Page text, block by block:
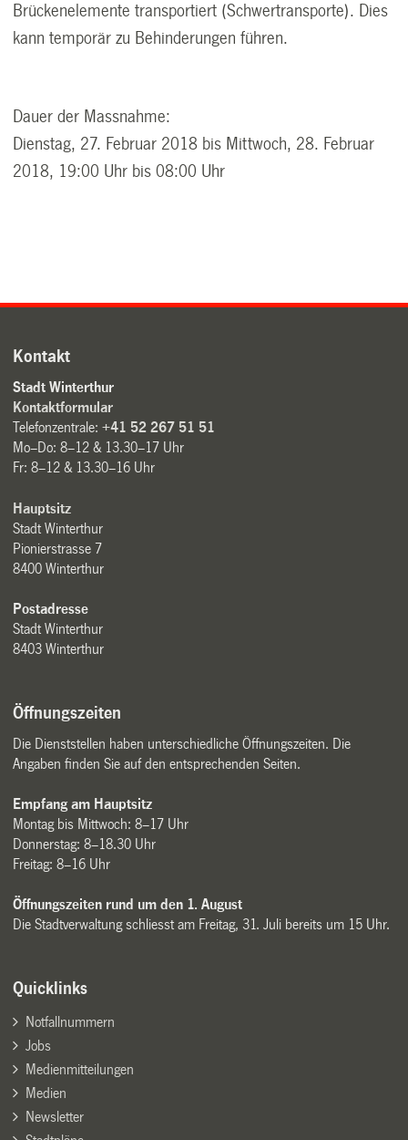
Brückenelemente transportiert (Schwertransporte). Dies
kann temporär zu Behinderungen führen.
Dauer der Massnahme:
Dienstag, 27. Februar 2018 bis Mittwoch, 28. Februar
2018, 19:00 Uhr bis 08:00 Uhr
Kontakt
Stadt Winterthur
Kontaktformular
Telefonzentrale:+41 52 267 51 51
Mo–Do: 8–12 & 13.30–17 Uhr
Fr: 8–12 & 13.30–16 Uhr
Hauptsitz
Stadt Winterthur
Pionierstrasse 7
8400 Winterthur
Postadresse
Stadt Winterthur
8403 Winterthur
Öffnungszeiten
Die Dienststellen haben unterschiedliche Öffnungszeiten. Die
Angaben finden Sie auf den entsprechenden Seiten.
Empfang am Hauptsitz
Montag bis Mittwoch: 8–17 Uhr
Donnerstag: 8–18.30 Uhr
Freitag: 8–16 Uhr
Öffnungszeiten rund um den 1. August
Die Stadtverwaltung schliesst am Freitag, 31. Juli bereits um 15 Uhr.
Quicklinks
Notfallnummern
Jobs
Medienmitteilungen
Medien
Newsletter